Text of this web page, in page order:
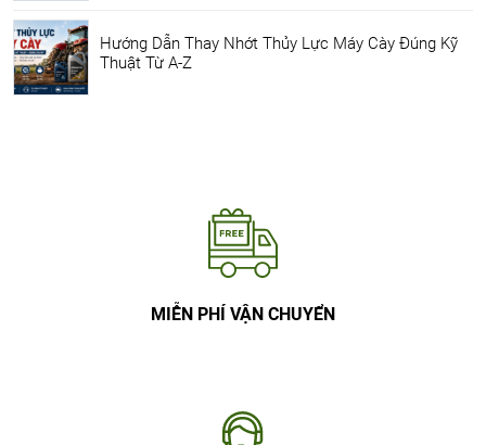
Hướng Dẫn Thay Nhớt Thủy Lực Máy Cày Đúng Kỹ
Thuật Từ A-Z
MIỄN PHÍ VẬN CHUYỂN